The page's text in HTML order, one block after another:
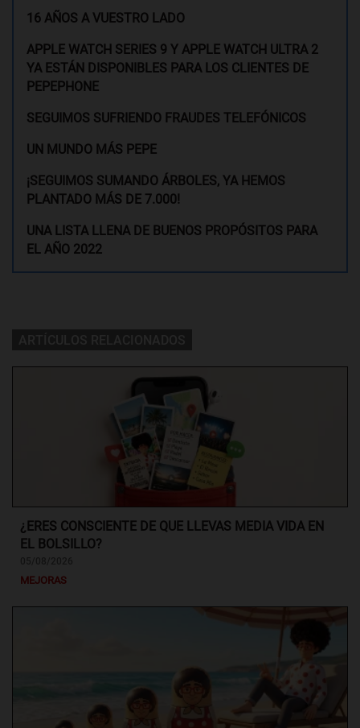
16 AÑOS A VUESTRO LADO
APPLE WATCH SERIES 9 Y APPLE WATCH ULTRA 2
YA ESTÁN DISPONIBLES PARA LOS CLIENTES DE
PEPEPHONE
SEGUIMOS SUFRIENDO FRAUDES TELEFÓNICOS
UN MUNDO MÁS PEPE
¡SEGUIMOS SUMANDO ÁRBOLES, YA HEMOS
PLANTADO MÁS DE 7.000!
UNA LISTA LLENA DE BUENOS PROPÓSITOS PARA
EL AÑO 2022
¿ERES CONSCIENTE DE QUE LLEVAS MEDIA VIDA EN
EL BOLSILLO?
MEJORAS